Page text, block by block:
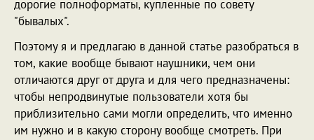
дорогие полноформаты, купленные по совету
"бывалых".
Поэтому я и предлагаю в данной статье разобраться в
том, какие вообще бывают наушники, чем они
отличаются друг от друга и для чего предназначены:
чтобы непродвинутые пользователи хотя бы
приблизительно сами могли определить, что именно
им нужно и в какую сторону вообще смотреть. При